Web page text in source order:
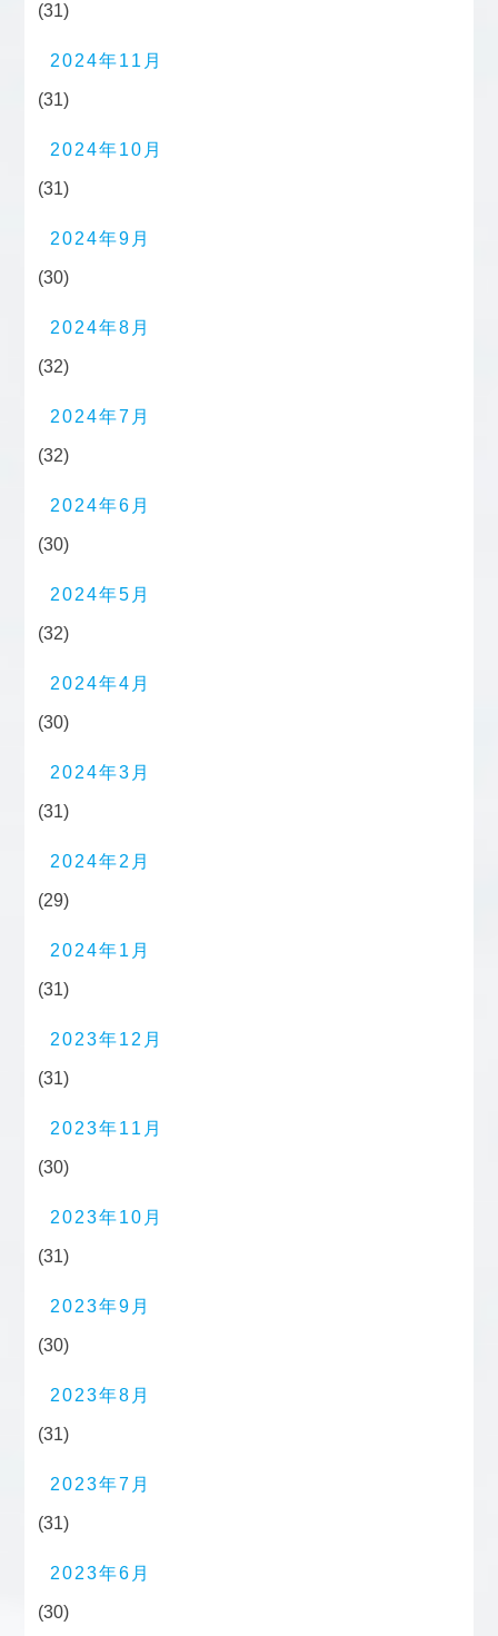
(31)
2024年11月
(31)
2024年10月
(31)
2024年9月
(30)
2024年8月
(32)
2024年7月
(32)
2024年6月
(30)
2024年5月
(32)
2024年4月
(30)
2024年3月
(31)
2024年2月
(29)
2024年1月
(31)
2023年12月
(31)
2023年11月
(30)
2023年10月
(31)
2023年9月
(30)
2023年8月
(31)
2023年7月
(31)
2023年6月
(30)